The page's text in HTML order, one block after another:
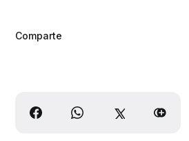
Comparte